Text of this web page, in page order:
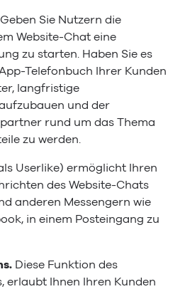
Geben Sie Nutzern die
Website-Chat eine
zu starten. Haben Sie es
Telefonbuch Ihrer Kunden
langfristige
und der
rund um das Thema
zu werden.
Userlike) ermöglicht Ihren
des Website-Chats
anderen Messengern wie
in einem Posteingang zu
Diese Funktion des
erlaubt Ihnen Ihren Kunden